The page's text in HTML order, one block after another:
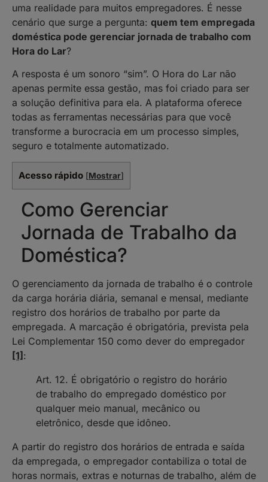
uma realidade para muitos empregadores. É nesse
cenário que surge a pergunta: quem tem empregada
doméstica pode gerenciar jornada de trabalho com
Hora do Lar?
A resposta é um sonoro “sim”. O Hora do Lar não
apenas permite essa gestão, mas foi criado para ser
a solução definitiva para ela. A plataforma oferece
todas as ferramentas necessárias para que você
transforme a burocracia em um processo simples,
seguro e totalmente automatizado.
Acesso rápido [Mostrar]
Como Gerenciar
Jornada de Trabalho da
Doméstica?
O gerenciamento da jornada de trabalho é o controle
da carga horária diária, semanal e mensal, mediante
registro dos horários de trabalho por parte da
empregada. A marcação é obrigatória, prevista pela
Lei Complementar 150 como dever do empregador
[1]:
Art. 12. É obrigatório o registro do horário
de trabalho do empregado doméstico por
qualquer meio manual, mecânico ou
eletrônico, desde que idôneo.
A partir do registro dos horários de entrada e saída
da empregada, o empregador contabiliza o total de
horas normais, extras e noturnas de trabalho, além de